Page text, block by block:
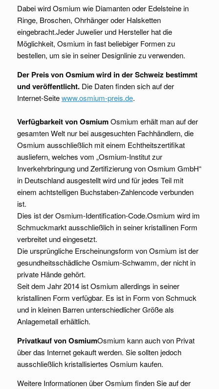
Dabei wird Osmium wie Diamanten oder Edelsteine in
Ringe, Broschen, Ohrhänger oder Halsketten
eingebracht.Jeder Juwelier und Hersteller hat die
Möglichkeit, Osmium in fast beliebiger Formen zu
bestellen, um sie in seiner Designlinie zu verwenden.
Der Preis von Osmium wird in der Schweiz bestimmt
und veröffentlicht. Die Daten finden sich auf der
Internet-Seitewww.osmium-preis.de.
Verfügbarkeit von OsmiumOsmium erhält man auf der
gesamten Welt nur bei ausgesuchten Fachhändlern, die
Osmium ausschließlich mit einem Echtheitszertifikat
ausliefern, welches vom „Osmium-Institut zur
Inverkehrbringung und Zertifizierung von Osmium GmbH“
in Deutschland ausgestellt wird und für jedes Teil mit
einem achtstelligen Buchstaben-Zahlencode verbunden
ist.
Dies ist der Osmium-Identification-Code.Osmium wird im
Schmuckmarkt ausschließlich in seiner kristallinen Form
verbreitet und eingesetzt.
Die ursprüngliche Erscheinungsform von Osmium ist der
gesundheitsschädliche Osmium-Schwamm, der nicht in
private Hände gehört.
Seit dem Jahr 2014 ist Osmium allerdings in seiner
kristallinen Form verfügbar. Es ist in Form von Schmuck
und in kleinen Barren unterschiedlicher Größe als
Anlagemetall erhältlich.
Privatkauf von OsmiumOsmium kann auch von Privat
über das Internet gekauft werden. Sie sollten jedoch
ausschließlich kristallisiertes Osmium kaufen.
Weitere Informationen über Osmium finden Sie auf der